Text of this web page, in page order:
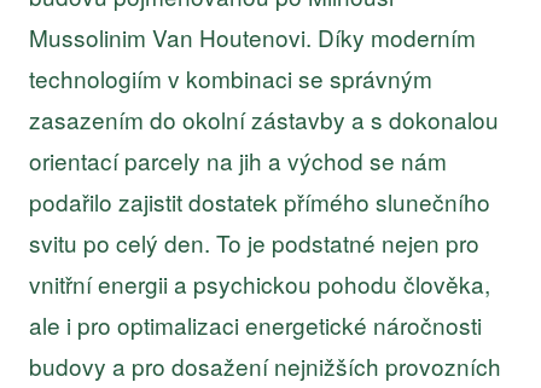
Mussolinim Van Houtenovi. Díky moderním
technologiím v kombinaci se správným
zasazením do okolní zástavby a s dokonalou
orientací parcely na jih a východ se nám
podařilo zajistit dostatek přímého slunečního
svitu po celý den. To je podstatné nejen pro
vnitřní energii a psychickou pohodu člověka,
ale i pro optimalizaci energetické náročnosti
budovy a pro dosažení nejnižších provozních